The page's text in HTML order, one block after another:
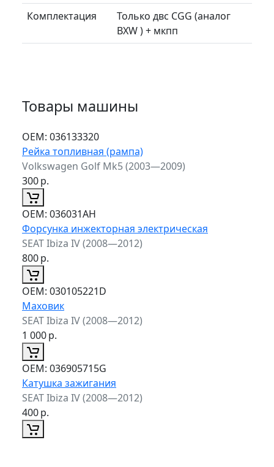
Комплектация
Только двс CGG (аналог
BXW ) + мкпп
Товары машины
ОЕМ: 036133320
Рейка топливная (рампа)
Volkswagen Golf Mk5 (2003—2009)
300р.
ОЕМ: 036031AH
Форсунка инжекторная электрическая
SEAT Ibiza IV (2008—2012)
800р.
ОЕМ: 030105221D
Маховик
SEAT Ibiza IV (2008—2012)
1 000р.
ОЕМ: 036905715G
Катушка зажигания
SEAT Ibiza IV (2008—2012)
400р.